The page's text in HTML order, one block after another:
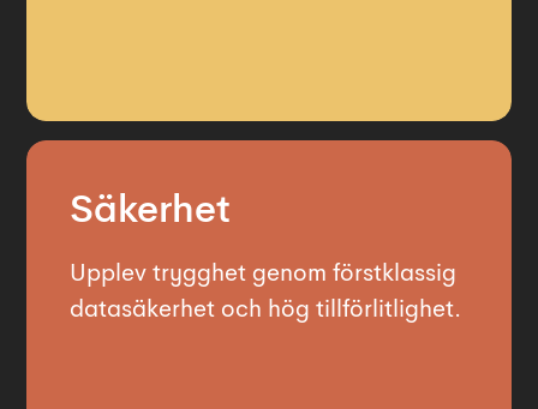
Säkerhet
Upplev trygghet genom förstklassig
datasäkerhet och hög tillförlitlighet.